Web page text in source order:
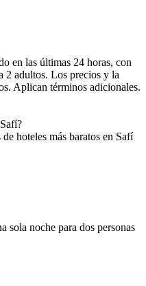
en las últimas 24 horas, con
2 adultos. Los precios y la
Aplican términos adicionales.
hoteles más baratos en Safí
sola noche para dos personas